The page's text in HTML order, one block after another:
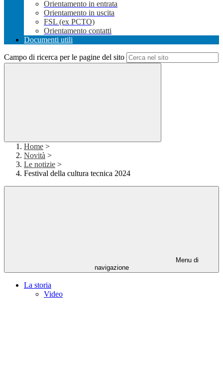
Orientamento in entrata
Orientamento in uscita
FSL (ex PCTO)
Orientamento contatti
Documenti utili
Campo di ricerca per le pagine del sito
Home >
Novità >
Le notizie >
Festival della cultura tecnica 2024
Menu di
navigazione
La storia
Video